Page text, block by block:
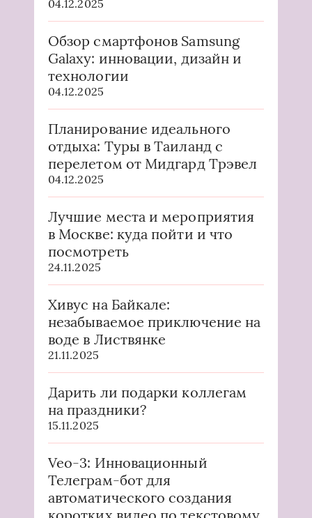
04.12.2025
Обзор смартфонов Samsung
Galaxy: инновации, дизайн и
технологии
04.12.2025
Планирование идеального
отдыха: Туры в Таиланд с
перелетом от Мидгард Трэвел
04.12.2025
Лучшие места и мероприятия
в Москве: куда пойти и что
посмотреть
24.11.2025
Хивус на Байкале:
незабываемое приключение на
воде в Листвянке
21.11.2025
Дарить ли подарки коллегам
на праздники?
15.11.2025
Veo-3: Инновационный
Телеграм-бот для
автоматического создания